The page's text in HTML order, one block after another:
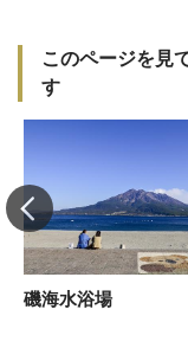
このページを見
す
磯海水浴場